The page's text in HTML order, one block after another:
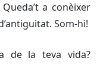
a conèixer
Som-hi!
de la teva vida?